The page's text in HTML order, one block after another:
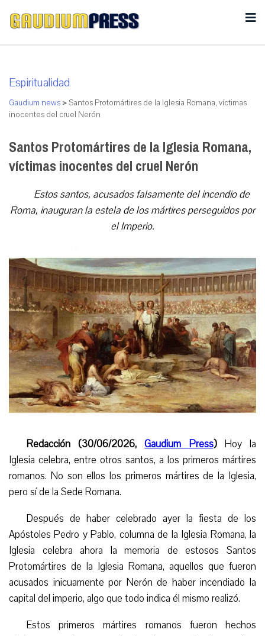
Espiritualidad
Gaudium news >Santos Protomártires de la Iglesia Romana, víctimas
inocentes del cruel Nerón
Santos Protomártires de la Iglesia Romana,
víctimas inocentes del cruel Nerón
Estos santos, acusados falsamente del incendio de
Roma, inauguran la estela de los mártires perseguidos por
el Imperio.
Redacción (30/06/2026,Gaudium Press) Hoy la
Iglesia celebra, entre otros santos, a los primeros mártires
romanos. No son ellos los primeros mártires de la Iglesia,
pero sí de la Sede Romana.
Después de haber celebrado ayer la fiesta de los
Apóstoles Pedro y Pablo, columna de la Iglesia Romana, la
Iglesia celebra ahora la memoria de estosos Santos
Protomártires de la Iglesia Romana, aquellos que fueron
acusados inicuamente por Nerón de haber incendiado la
capital del imperio, algo que todo indica él mismo realizó.
Estos primeros mártires romanos fueron hechos